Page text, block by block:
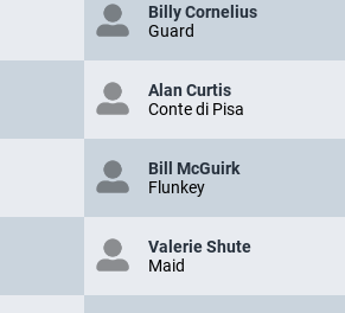
Billy Cornelius
Guard
Alan Curtis
Conte di Pisa
Bill McGuirk
Flunkey
Valerie Shute
Maid